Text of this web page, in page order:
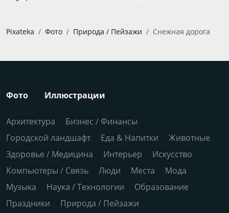
Pixateka Фото Природа / Пейзажи Снежная дорога
Фото Иллюстрации
Архитектура
Бизнес / Финансы
Городской ландшафт
Еда & Напитки
Животные
Здоровье / Медицина
Интерьер
Искусство
Компьютеры / Связь
Люди Места
Мода
Музыка
Наука / Технологии
Образование
Праздники
Природа / Пейзажи